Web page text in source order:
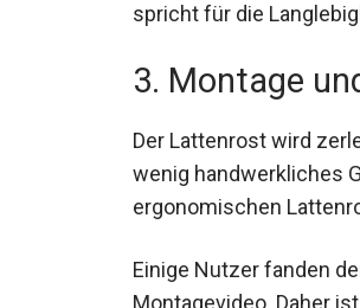
spricht für die
3. Montage
Der Lattenrost wird
wenig handwerkliches
ergonomischen
Einige Nutzer fanden